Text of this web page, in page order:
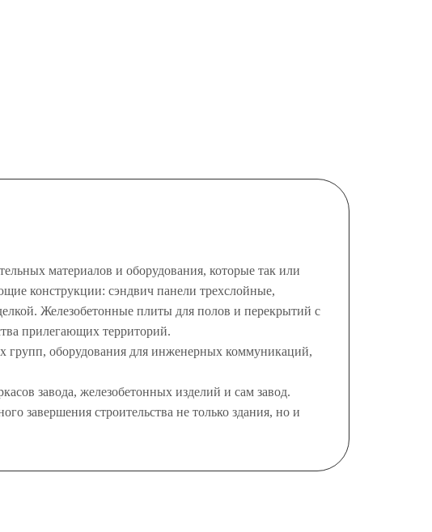
материалов и оборудования, которые так или
конструкции: сэндвич панели трехслойные,
Железобетонные плиты для полов и перекрытий с
прилегающих территорий.
групп, оборудования для инженерных коммуникаций,
завода, железобетонных изделий и сам завод.
завершения строительства не только здания, но и